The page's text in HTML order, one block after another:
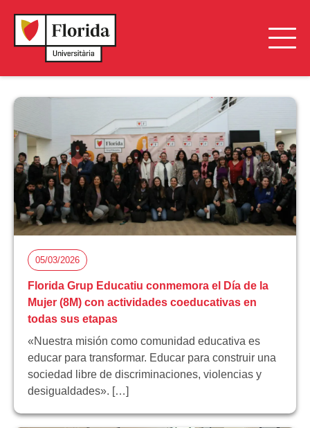
05/03/2026
Florida Grup Educatiu conmemora el Día de la
Mujer (8M) con actividades coeducativas en
todas sus etapas
«Nuestra misión como comunidad educativa es
educar para transformar. Educar para construir una
sociedad libre de discriminaciones, violencias y
desigualdades». […]